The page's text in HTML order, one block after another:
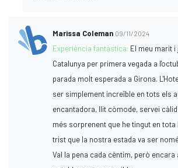
Marissa Coleman 09/11/2024
Experiència fantàstica: El meu marit
Catalunya per primera vegada a
parada molt esperada a Girona.
ser simplement increïble en tots els
encantadora, llit còmode, servei
més sorprenent que he tingut en tota
trist que la nostra estada va ser
Val la pena cada cèntim, però encara